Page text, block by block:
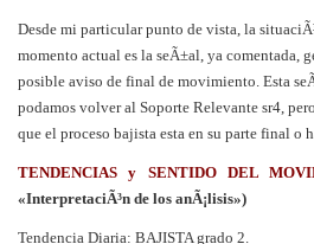
Desde mi particular punto de vista, la
momento actual es la seÃ±al, ya comentada,
posible aviso de final de movimiento. Esta
podamos volver al Soporte Relevante sr4,
que el proceso bajista esta en su parte final o
TENDENCIAS y SENTIDO DEL
«InterpretaciÃ³n de los anÃ¡lisis»)
Tendencia Diaria: BAJISTA grado 2.